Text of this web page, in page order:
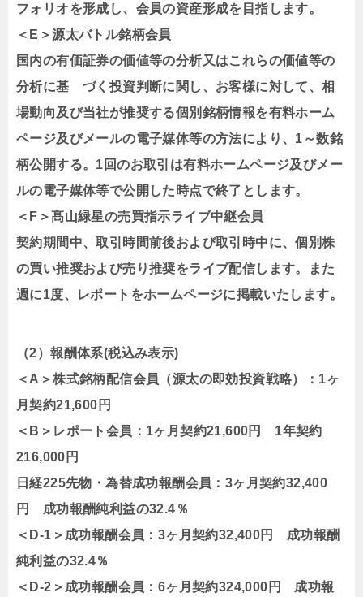
フォリオを形成し、会員の資産形成を目指します。
＜E＞源太バトル銘柄会員
国内の有価証券の価値等の分析又はこれらの価値等の
分析に基 づく投資判断に関し、お客様に対して、相
場動向及び当社が推奨する個別銘柄情報を有料ホーム
ページ及びメールの電子媒体等の方法により、1～数銘
柄公開する。1回のお取引は有料ホームページ及びメー
ルの電子媒体等で公開した時点で終了とします。
＜F＞髙山緑星の売買指示ライブ中継会員
契約期間中、取引時間前後および取引時中に、個別株
の買い推奨および売り推奨をライブ配信します。また
週に1度、レポートをホームページに掲載いたします。
（2）報酬体系(税込み表示)
＜A＞株式銘柄配信会員（源太の即効投資戦略）：1ヶ
月契約21,600円
＜B＞レポート会員：1ヶ月契約21,600円 1年契約
216,000円
日経225先物・為替成功報酬会員：3ヶ月契約32,400
円 成功報酬純利益の32.4％
＜D-1＞成功報酬会員：3ヶ月契約32,400円 成功報酬
純利益の32.4％
＜D-2＞成功報酬会員：6ヶ月契約324,000円 成功報